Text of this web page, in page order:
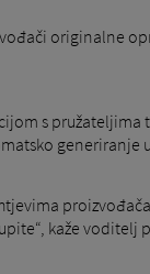
originalne
s
generiranje
kaže voditelj